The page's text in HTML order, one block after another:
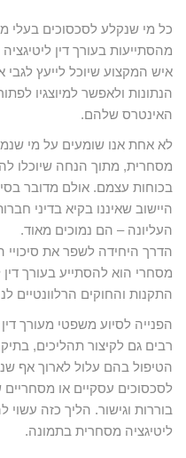
כל מי שנקלע לסכסוכים בעלי
מהסתייעות בעורך דין
איש המקצוע שיוכל לייעץ
הנתונות ולאפשר למיוצגיו
האינטרס שלהם.
לא אחת אנו שומעים על מי
מסחרית, מתוך הנחה שיוכלו
בכוחות עצמם. אולם מדובר
היישוב שאיננו בקיא בדיני
העליונה – הם נמוכים מאוד.
הדרך היחידה לשפר את
מסחרי הוא להסתייע בעורך
התקנות והחוקים הרלוונטיים
הפנייה לסיוע משפטי מעורך
רבים גם לקיצור תהליכים,
הטיפול בהם עלול לארוך אף
לסכסוכים עסקיים או
בוררות וגישור. הליך כזה
ליטיגציה מסחרית בתמונה.